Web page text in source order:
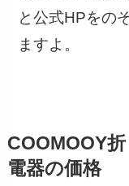
と公式HPをの
ますよ。
COOMOOY
電器の価格